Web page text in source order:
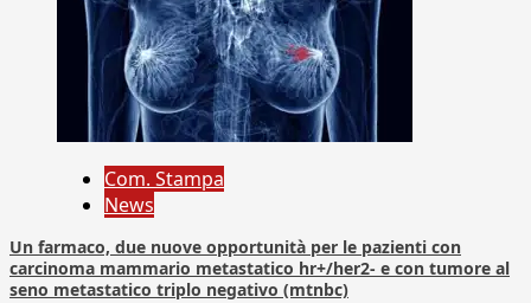
Com. Stampa
News
Un farmaco, due nuove opportunità per le pazienti con
carcinoma mammario metastatico hr+/her2- e con tumore al
seno metastatico triplo negativo (mtnbc)